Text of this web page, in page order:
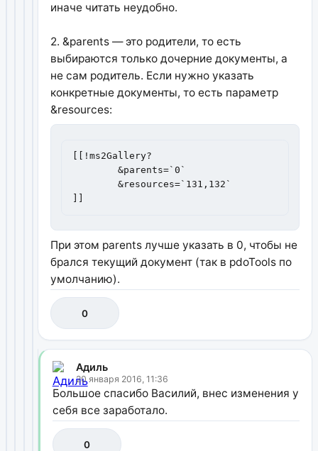
иначе читать неудобно.
2. &parents — это родители, то есть
выбираются только дочерние документы, а
не сам родитель. Если нужно указать
конкретные документы, то есть параметр
&resources:
[[!ms2Gallery?
При этом parents лучше указать в 0, чтобы не
брался текущий документ (так в pdoTools по
умолчанию).
0
Адиль
20 января 2016, 11:36
Большое спасибо Василий, внес изменения у
себя все заработало.
0